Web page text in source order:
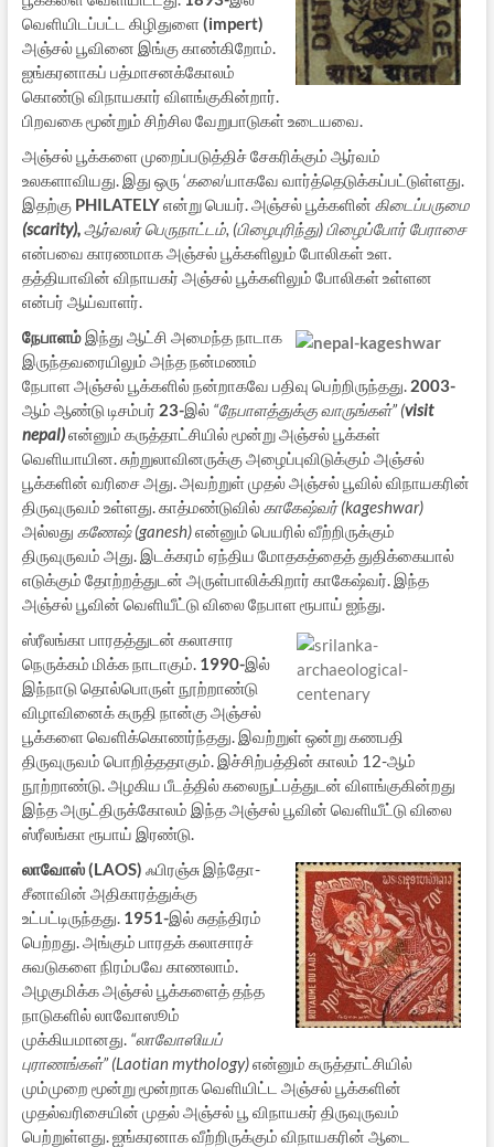
வெளியிடப்பட்ட கிழிதுளை(impert)
அஞ்சல் பூவினை இங்கு காண்கிறோம்.
ஐங்கரனாகப் பத்மாசனக்கோலம்
கொண்டு விநாயகார் விளங்குகின்றார்.
பிறவகை மூன்றும் சிற்சில வேறுபாடுகள் உடையவை.
அஞ்சல் பூக்களை முறைப்படுத்திச் சேகரிக்கும் ஆர்வம்
உலகளாவியது. இது ஒரு ‘கலை’யாகவே வார்த்தெடுக்கப்பட்டுள்ளது.
இதற்கு PHILATELYஎன்று பெயர். அஞ்சல் பூக்களின் கிடைப்பருமை
(scarity),ஆர்வலர் பெருநாட்டம், (பிழைபுரிந்து) பிழைப்போர் பேராசை
என்பவை காரணமாக அஞ்சல் பூக்களிலும் போலிகள் உள.
தத்தியாவின் விநாயகர் அஞ்சல் பூக்களிலும் போலிகள் உள்ளன
என்பர் ஆய்வாளர்.
நேபாளம்இந்து ஆட்சி அமைந்த நாடாக
இருந்தவரையிலும் அந்த நன்மணம்
நேபாள அஞ்சல் பூக்களில் நன்றாகவே பதிவு பெற்றிருந்தது.2003-
ஆம் ஆண்டு டிசம்பர் 23-இல் “நேபாளத்துக்கு வாருங்கள்” (visit
nepal)என்னும் கருத்தாட்சியில் மூன்று அஞ்சல் பூக்கள்
வெளியாயின. சுற்றுலாவினருக்கு அழைப்புவிடுக்கும் அஞ்சல்
பூக்களின் வரிசை அது. அவற்றுள் முதல் அஞ்சல் பூவில் விநாயகரின்
திருவுருவம் உள்ளது. காத்மண்டுவில்காகேஷ்வர் (kageshwar)
அல்லது கணேஷ் (ganesh)என்னும் பெயரில் வீற்றிருக்கும்
திருவுருவம் அது. இடக்கரம் ஏந்திய மோதகத்தைத் துதிக்கையால்
எடுக்கும் தோற்றத்துடன் அருள்பாலிக்கிறார் காகேஷ்வர். இந்த
அஞ்சல் பூவின் வெளியீட்டு விலை நேபாள ரூபாய் ஐந்து.
ஸ்ரீலங்கா பாரதத்துடன் கலாசார
நெருக்கம் மிக்க நாடாகும். 1990-இல்
இந்நாடு தொல்பொருள் நூற்றாண்டு
விழாவினைக் கருதி நான்கு அஞ்சல்
பூக்களை வெளிக்கொணர்ந்தது. இவற்றுள் ஒன்று கணபதி
திருவுருவம் பொறித்ததாகும். இச்சிற்பத்தின் காலம் 12-ஆம்
நூற்றாண்டு. அழகிய பீடத்தில் கலைநுட்பத்துடன் விளங்குகின்றது
இந்த அருட்திருக்கோலம் இந்த அஞ்சல் பூவின் வெளியீட்டு விலை
ஸ்ரீலங்கா ரூபாய் இரண்டு.
லாவோஸ் (LAOS) ஃபிரஞ்சு இந்தோ-
சீனாவின் அதிகாரத்துக்கு
உட்பட்டிருந்தது. 1951-இல் சுதந்திரம்
பெற்றது. அங்கும் பாரதக் கலாசாரச்
சுவடுகளை நிரம்பவே காணலாம்.
அழகுமிக்க அஞ்சல் பூக்களைத் தந்த
நாடுகளில் லாவோஸூம்
முக்கியமானது. “லாவோஸியப்
புராணங்கள்” (Laotian mythology)என்னும் கருத்தாட்சியில்
மும்முறை மூன்று மூன்றாக வெளியிட்ட அஞ்சல் பூக்களின்
முதல்வரிசையின் முதல் அஞ்சல் பூ விநாயகர் திருவுருவம்
பெற்றுள்ளது. ஐங்கரனாக வீற்றிருக்கும் விநாயகரின் ஆடை